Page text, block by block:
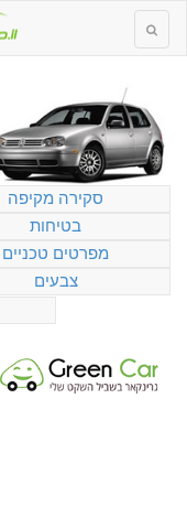
סקירה מקיפה
בטיחות
מפרטים טכניים
צבעים